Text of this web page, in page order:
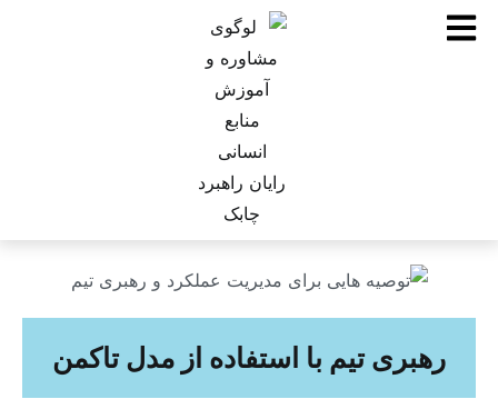
رهبری تیم با استفاده از مدل تاکمن